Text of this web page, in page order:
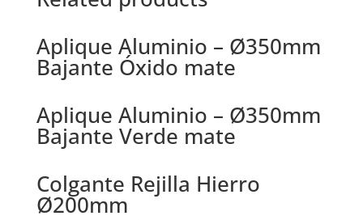
Aplique Aluminio – Ø350mm
Bajante Óxido mate
Aplique Aluminio – Ø350mm
Bajante Verde mate
Colgante Rejilla Hierro
Ø200mm